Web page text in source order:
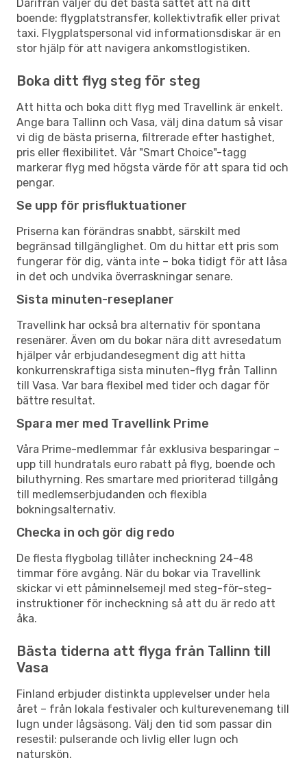
Därifrån väljer du det bästa sättet att nå ditt
boende: flygplatstransfer, kollektivtrafik eller privat
taxi. Flygplatspersonal vid informationsdiskar är en
stor hjälp för att navigera ankomstlogistiken.
Boka ditt flyg steg för steg
Att hitta och boka ditt flyg med Travellink är enkelt.
Ange bara Tallinn och Vasa, välj dina datum så visar
vi dig de bästa priserna, filtrerade efter hastighet,
pris eller flexibilitet. Vår "Smart Choice"-tagg
markerar flyg med högsta värde för att spara tid och
pengar.
Se upp för prisfluktuationer
Priserna kan förändras snabbt, särskilt med
begränsad tillgänglighet. Om du hittar ett pris som
fungerar för dig, vänta inte – boka tidigt för att låsa
in det och undvika överraskningar senare.
Sista minuten-reseplaner
Travellink har också bra alternativ för spontana
resenärer. Även om du bokar nära ditt avresedatum
hjälper vår erbjudandesegment dig att hitta
konkurrenskraftiga sista minuten-flyg från Tallinn
till Vasa. Var bara flexibel med tider och dagar för
bättre resultat.
Spara mer med Travellink Prime
Våra Prime-medlemmar får exklusiva besparingar –
upp till hundratals euro rabatt på flyg, boende och
biluthyrning. Res smartare med prioriterad tillgång
till medlemserbjudanden och flexibla
bokningsalternativ.
Checka in och gör dig redo
De flesta flygbolag tillåter incheckning 24–48
timmar före avgång. När du bokar via Travellink
skickar vi ett påminnelsemejl med steg-för-steg-
instruktioner för incheckning så att du är redo att
åka.
Bästa tiderna att flyga från Tallinn till
Vasa
Finland erbjuder distinkta upplevelser under hela
året – från lokala festivaler och kulturevenemang till
lugn under lågsäsong. Välj den tid som passar din
resestil: pulserande och livlig eller lugn och
naturskön.